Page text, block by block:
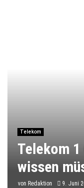
Telekom
Telekom
wissen
von Redaktion 9. Juni